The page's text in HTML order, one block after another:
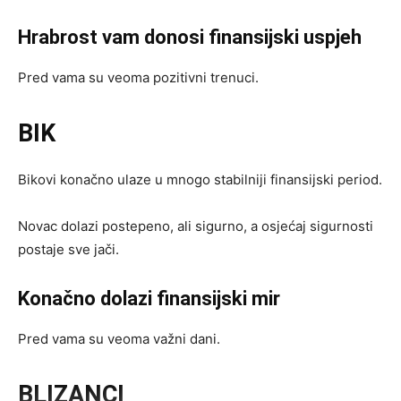
Hrabrost vam donosi finansijski uspjeh
Pred vama su veoma pozitivni trenuci.
BIK
Bikovi konačno ulaze u mnogo stabilniji finansijski period.
Novac dolazi postepeno, ali sigurno, a osjećaj sigurnosti
postaje sve jači.
Konačno dolazi finansijski mir
Pred vama su veoma važni dani.
BLIZANCI